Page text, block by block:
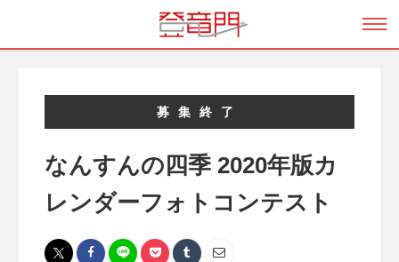
募集終了
なんすんの四季 2020年版カ
レンダーフォトコンテスト